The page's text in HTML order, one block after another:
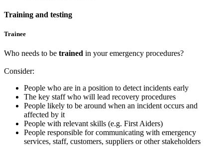
Training and testing
Trainee
Who needs to be trained in your emergency procedures?
Consider:
People who are in a position to detect incidents early
The key staff who will lead recovery procedures
People likely to be around when an incident occurs and
affected by it
People with relevant skills (e.g. First Aiders)
People responsible for communicating with emergency
services, staff, customers, suppliers or other stakeholders